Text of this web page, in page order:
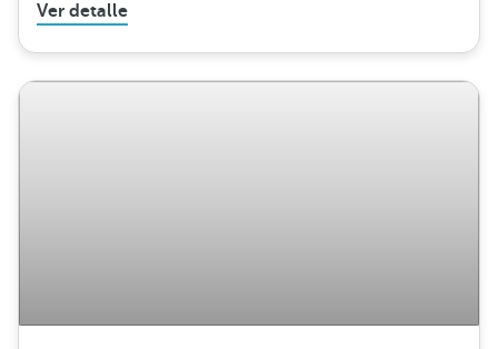
Ver detalle